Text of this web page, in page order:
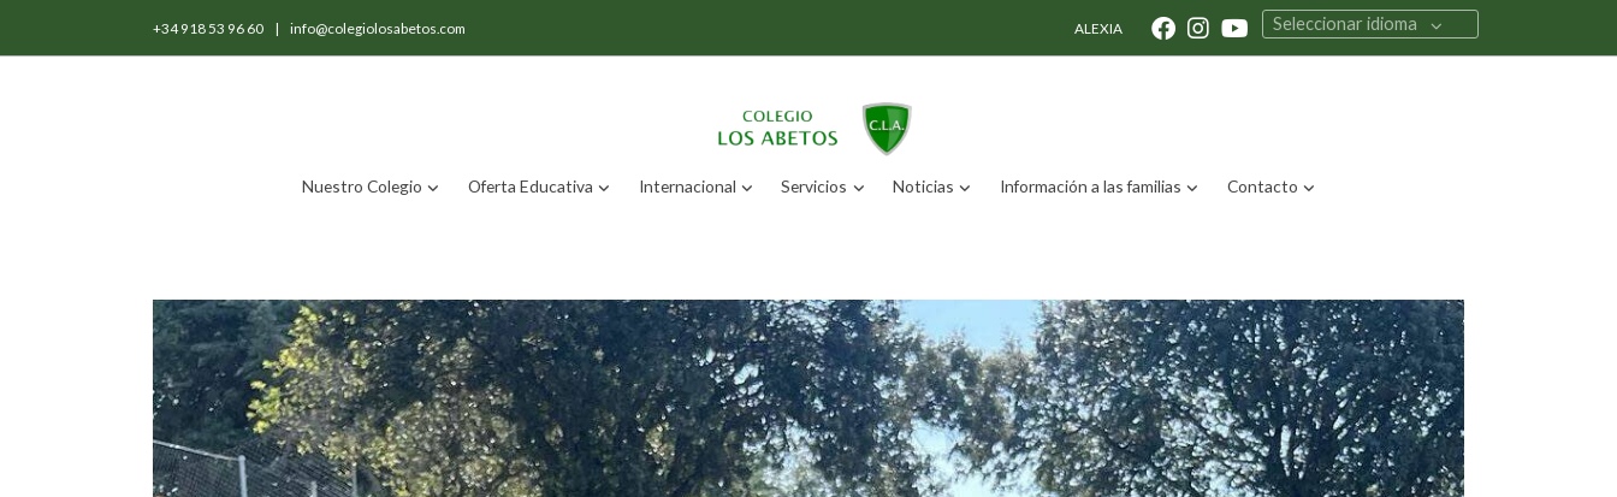
+34 918 53 96 60 | info@colegiolosabetos.com ALEXIA Seleccionar idioma
Nuestro Colegio Oferta Educativa Internacional Servicios Noticias Información a las familias Contacto